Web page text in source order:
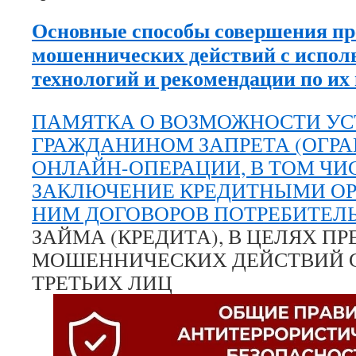
Основные способы совершения
мошеннических действийс
технологийи рекомендации по
ПАМЯТКА О ВОЗМОЖНОСТИ
ГРАЖДАНИНОМ ЗАПРЕТА
ОНЛАЙН-ОПЕРАЦИИ, В ТОМ
ЗАКЛЮЧЕНИЕ КРЕДИТНЫМИ
НИМ ДОГОВОРОВ
ЗАЙМА (КРЕДИТА), В ЦЕЛЯХ
МОШЕННИЧЕСКИХ ДЕЙСТВИЙ
ТРЕТЬИХ ЛИЦ